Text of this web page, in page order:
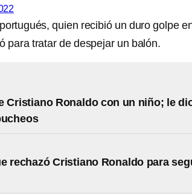
quien recibió un duro golpe
para tratar de despejar un balón.
Cristiano Ronaldo con un niño; le
rechazó Cristiano Ronaldo para